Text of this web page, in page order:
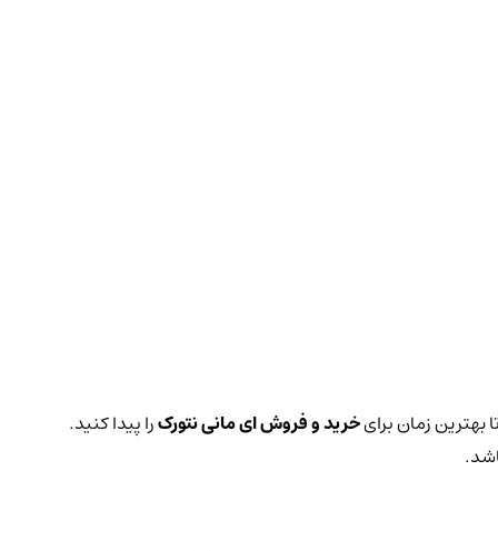
بهترین زمان برایخرید و فروش ای مانی نتورکرا پیدا کنید.